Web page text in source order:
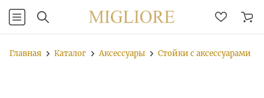
Главная Каталог Аксессуары Стойки с аксессуарами